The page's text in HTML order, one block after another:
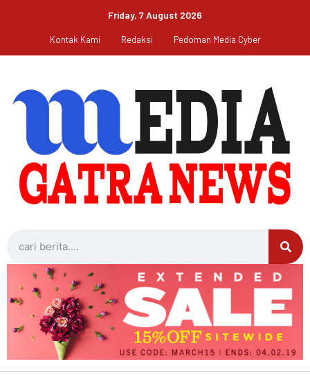
Friday, 7 August 2026
Kontak Kami Redaksi Pedoman Media Cyber